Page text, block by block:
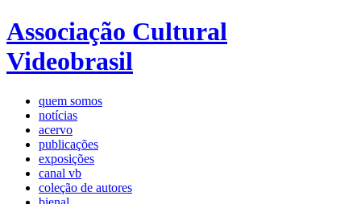
Associação Cultural
Videobrasil
quem somos
notícias
acervo
publicações
exposições
canal vb
coleção de autores